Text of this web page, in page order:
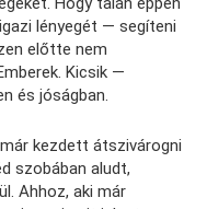
lényegét — segíteni
előtte nem
Kicsik —
és jóságban.
kezdett átszivárogni
szobában aludt,
Ahhoz, aki már